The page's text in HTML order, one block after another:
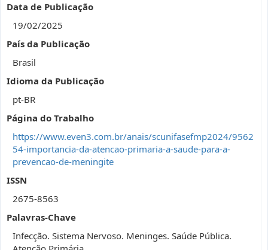
Data de Publicação
19/02/2025
País da Publicação
Brasil
Idioma da Publicação
pt-BR
Página do Trabalho
https://www.even3.com.br/anais/scunifasefmp2024/9562
54-importancia-da-atencao-primaria-a-saude-para-a-
prevencao-de-meningite
ISSN
2675-8563
Palavras-Chave
Infecção. Sistema Nervoso. Meninges. Saúde Pública.